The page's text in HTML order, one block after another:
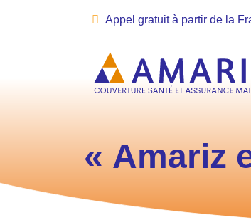
Appel gratuit à partir de la
« Amariz